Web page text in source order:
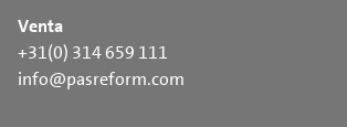
Venta
+31(0) 314 659 111
info@pasreform.com